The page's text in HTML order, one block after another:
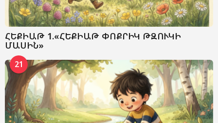
ՀԵՔԻԱԹ 1.«ՀԵՔԻԱԹ ՓՈՔՐԻԿ ԹԶՈՒԿԻ
ՄԱՍԻՆ»
21